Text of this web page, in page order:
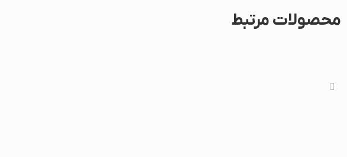
محصولات مرتبط